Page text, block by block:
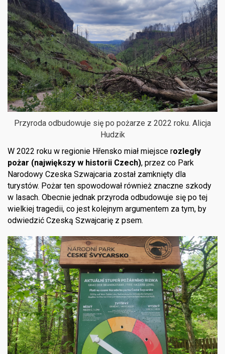
Przyroda odbudowuje się po pożarze z 2022 roku. Alicja
Hudzik
W 2022 roku w regionie Hřensko miał miejsce rozległy
pożar (największy w historii Czech), przez co Park
Narodowy Czeska Szwajcaria został zamknięty dla
turystów. Pożar ten spowodował również znaczne szkody
w lasach. Obecnie jednak przyroda odbudowuje się po tej
wielkiej tragedii, co jest kolejnym argumentem za tym, by
odwiedzić Czeską Szwajcarię z psem.